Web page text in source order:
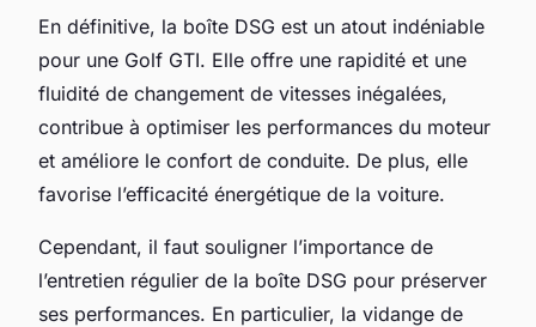
En définitive, la boîte DSG est un atout indéniable
pour une Golf GTI. Elle offre une rapidité et une
fluidité de changement de vitesses inégalées,
contribue à optimiser les performances du moteur
et améliore le confort de conduite. De plus, elle
favorise l’efficacité énergétique de la voiture.
Cependant, il faut souligner l’importance de
l’entretien régulier de la boîte DSG pour préserver
ses performances. En particulier, la vidange de